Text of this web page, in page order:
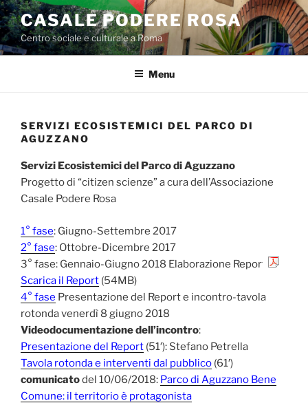
Salta
al
contenuto
CASALE PODERE ROSA
Centro sociale e culturale a Roma
Menu
SERVIZI ECOSISTEMICI DEL PARCO DI
AGUZZANO
Servizi Ecosistemici del Parco di Aguzzano
Progetto di “citizen scienze” a cura dell’Associazione
Casale Podere Rosa
1° fase: Giugno-Settembre 2017
2° fase: Ottobre-Dicembre 2017
3° fase: Gennaio-Giugno 2018 Elaborazione Report
Scarica il Report (54MB)
4° fase Presentazione del Report e incontro-tavola
rotonda venerdì 8 giugno 2018
Videodocumentazione dell’incontro:
Presentazione del Report (51′): Stefano Petrella
Tavola rotonda e interventi dal pubblico (61′)
comunicatodel 10/06/2018: Parco di Aguzzano Bene
Comune: il territorio è protagonista